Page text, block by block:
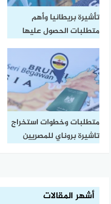
تأشيرة بريطانيا وأهم
متطلبات الحصول عليها
متطلبات وخطوات استخراج
تاشيرة بروناي للمصريين
أشهر المقالات